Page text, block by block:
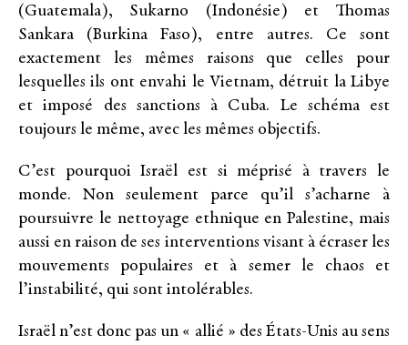
(Guatemala), Sukarno (Indonésie) et Thomas
Sankara (Burkina Faso), entre autres. Ce sont
exactement les mêmes raisons que celles pour
lesquelles ils ont envahi le Vietnam, détruit la Libye
et imposé des sanctions à Cuba. Le schéma est
toujours le même, avec les mêmes objectifs.
C’est pourquoi Israël est si méprisé à travers le
monde. Non seulement parce qu’il s’acharne à
poursuivre le nettoyage ethnique en Palestine, mais
aussi en raison de ses interventions visant à écraser les
mouvements populaires et à semer le chaos et
l’instabilité, qui sont intolérables.
Israël n’est donc pas un « allié » des États-Unis au sens